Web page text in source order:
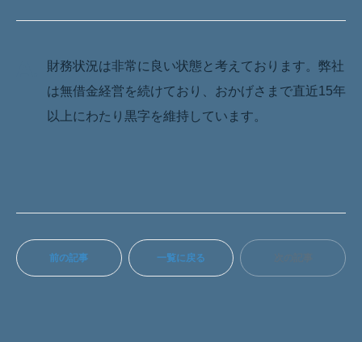
財務状況は非常に良い状態と考えております。弊社
は無借金経営を続けており、おかげさまで直近15年
以上にわたり黒字を維持しています。
前の記事 一覧に戻る